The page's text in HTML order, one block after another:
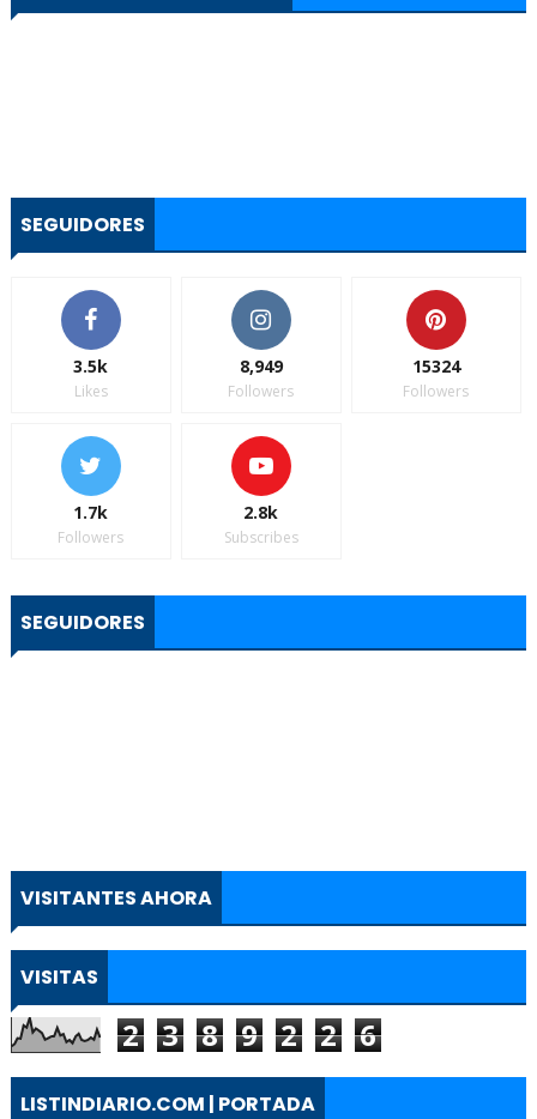
SEGUIDORES
3.5k
Likes
8,949
Followers
15324
Followers
1.7k
Followers
2.8k
Subscribes
SEGUIDORES
VISITANTES AHORA
VISITAS
2 3 8 9 2 2 6
LISTINDIARIO.COM | PORTADA